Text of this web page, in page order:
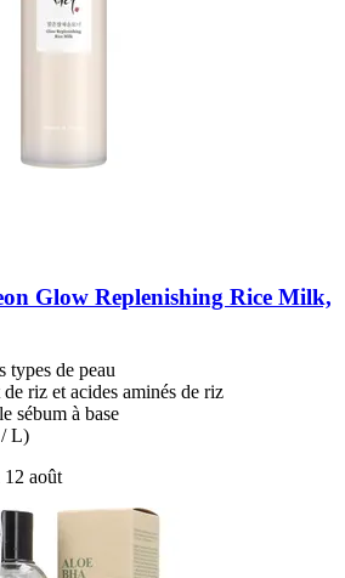
Glow Replenishing Rice Milk,
types de peau
riz et acides aminés de riz
sébum à base
L)
août